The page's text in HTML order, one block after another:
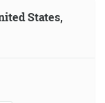
States,